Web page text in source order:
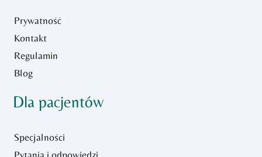
Prywatność
Kontakt
Regulamin
Blog
Dla pacjentów
Specjalności